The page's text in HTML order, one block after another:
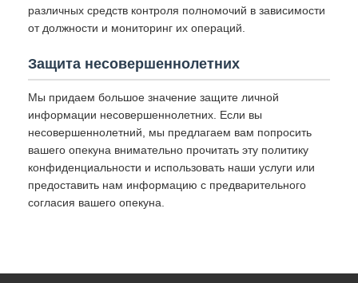
различных средств контроля полномочий в зависимости
от должности и мониторинг их операций.
Защита несовершеннолетних
Мы придаем большое значение защите личной
информации несовершеннолетних. Если вы
несовершеннолетний, мы предлагаем вам попросить
вашего опекуна внимательно прочитать эту политику
конфиденциальности и использовать наши услуги или
предоставить нам информацию с предварительного
согласия вашего опекуна.